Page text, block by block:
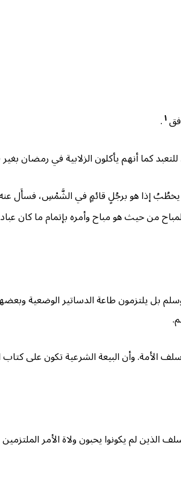
١.
كما أنهم يأكلون الزلابية في رمضان
إذا هو برجُلٍ قائمٍ في الشَّمْسِ، فسأَل عنه،
من حيث هو مباح وأمره بإتمام ما كان
بل يلتزمون طاعة الدساتير الوضعية
الأمة. وأن البيعة الشرعية تكون على
لم يكونوا يحبون ولاة الأمر